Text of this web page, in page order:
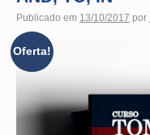
Publicado em 13/10/2017 por
Oferta!